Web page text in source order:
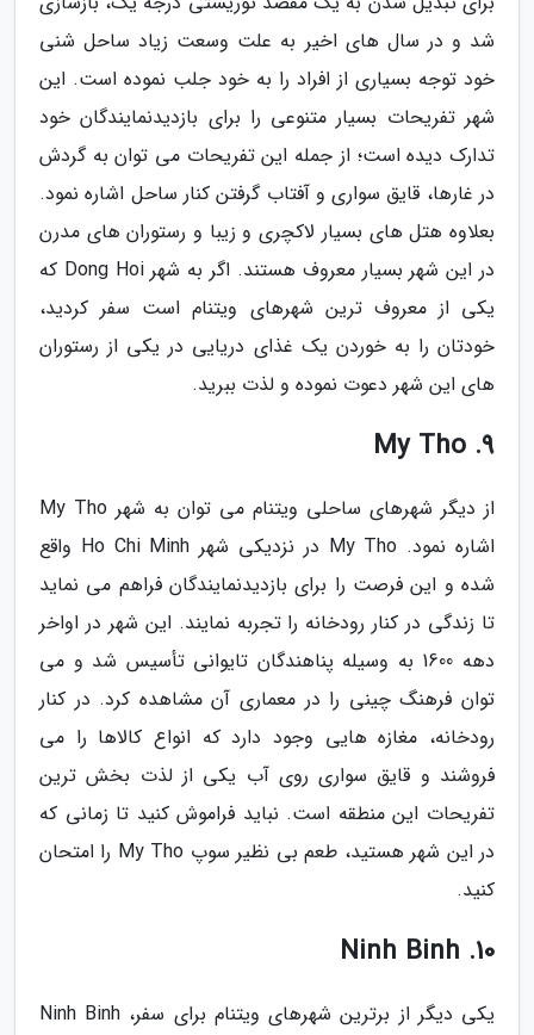
شد و در سال های اخیر به علت وسعت زیاد ساحل شنی
خود توجه بسیاری از افراد را به خود جلب نموده است. این
شهر تفریحات بسیار متنوعی را برای بازدیدنمایندگان خود
تدارک دیده است؛ از جمله این تفریحات می توان به گردش
در غارها، قایق سواری و آفتاب گرفتن کنار ساحل اشاره نمود.
بعلاوه هتل های بسیار لاکچری و زیبا و رستوران های مدرن
در این شهر بسیار معروف هستند. اگر به شهر Dong Hoi که
یکی از معروف ترین شهرهای ویتنام است سفر کردید،
خودتان را به خوردن یک غذای دریایی در یکی از رستوران
های این شهر دعوت نموده و لذت ببرید.
9. My Tho
از دیگر شهرهای ساحلی ویتنام می توان به شهر My Tho
اشاره نمود. My Tho در نزدیکی شهر Ho Chi Minh واقع
شده و این فرصت را برای بازدیدنمایندگان فراهم می نماید
تا زندگی در کنار رودخانه را تجربه نمایند. این شهر در اواخر
دهه 1600 به وسیله پناهندگان تایوانی تأسیس شد و می
توان فرهنگ چینی را در معماری آن مشاهده کرد. در کنار
رودخانه، مغازه هایی وجود دارد که انواع کالاها را می
فروشند و قایق سواری روی آب یکی از لذت بخش ترین
تفریحات این منطقه است. نباید فراموش کنید تا زمانی که
در این شهر هستید، طعم بی نظیر سوپ My Tho را امتحان
کنید.
10. Ninh Binh
یکی دیگر از برترین شهرهای ویتنام برای سفر، Ninh Binh